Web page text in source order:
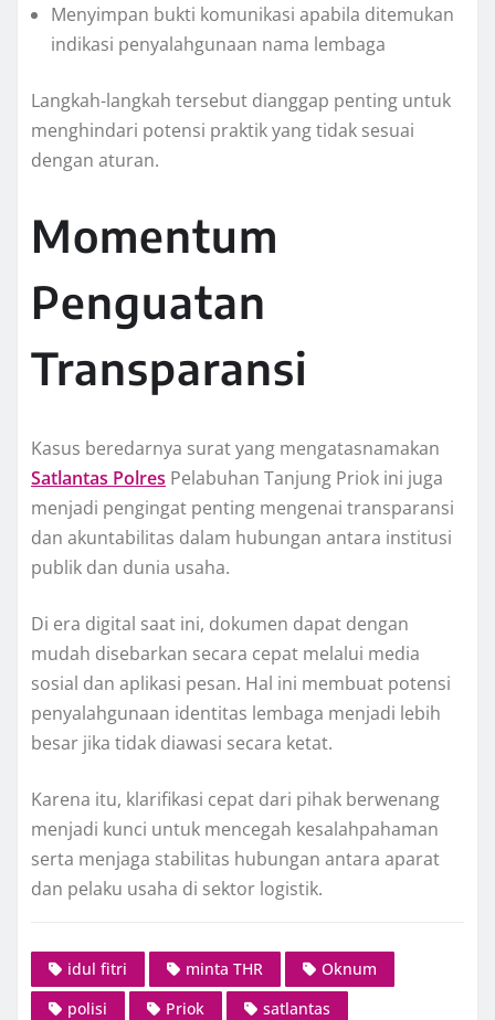
Menyimpan bukti komunikasi apabila ditemukan
indikasi penyalahgunaan nama lembaga
Langkah-langkah tersebut dianggap penting untuk
menghindari potensi praktik yang tidak sesuai
dengan aturan.
Momentum
Penguatan
Transparansi
Kasus beredarnya surat yang mengatasnamakan
Satlantas Polres Pelabuhan Tanjung Priok ini juga
menjadi pengingat penting mengenai transparansi
dan akuntabilitas dalam hubungan antara institusi
publik dan dunia usaha.
Di era digital saat ini, dokumen dapat dengan
mudah disebarkan secara cepat melalui media
sosial dan aplikasi pesan. Hal ini membuat potensi
penyalahgunaan identitas lembaga menjadi lebih
besar jika tidak diawasi secara ketat.
Karena itu, klarifikasi cepat dari pihak berwenang
menjadi kunci untuk mencegah kesalahpahaman
serta menjaga stabilitas hubungan antara aparat
dan pelaku usaha di sektor logistik.
idul fitri minta THR
Oknum
polisi
Priok
satlantas